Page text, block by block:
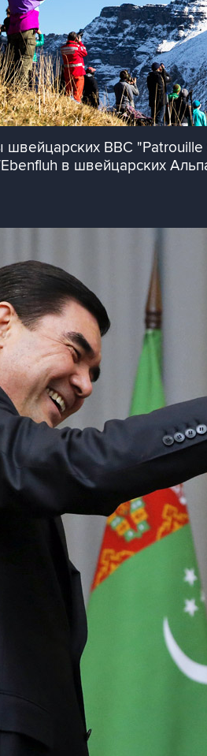
швейцарских ВВС
в швейцарских